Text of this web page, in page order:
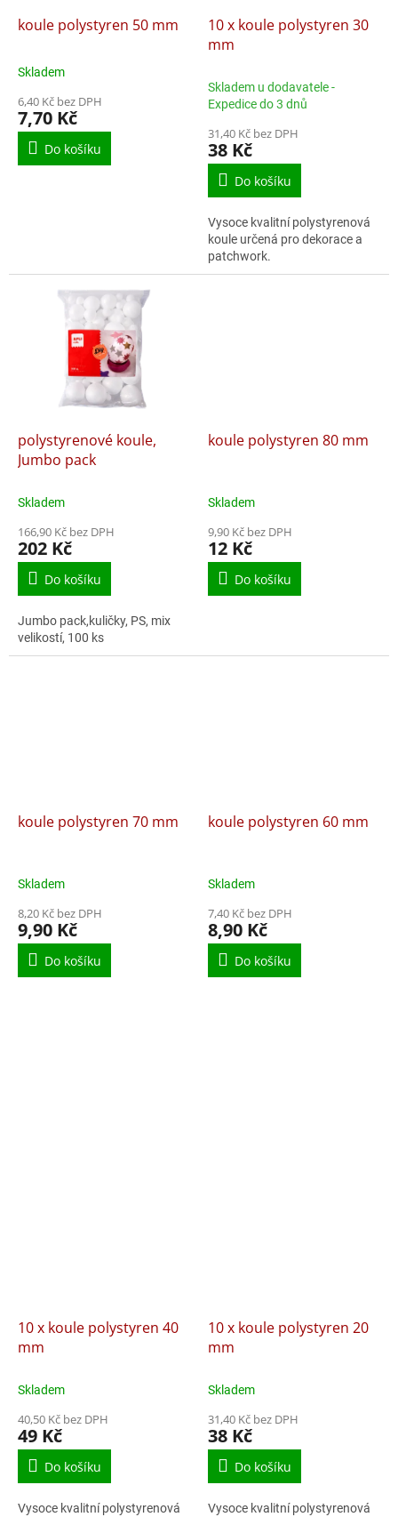
ů
koule polystyren 50 mm
Průměrné
produktu
je
5,0
Skladem
6,40 Kč bez DPH
7,70 Kč
Do košíku
10 x koule polystyren 30
mm
Skladem u dodavatele -
Expedice do 3 dnů
31,40 Kč bez DPH
38 Kč
Do košíku
Vysoce kvalitní polystyrenová
koule určená pro dekorace a
patchwork.
polystyrenové koule,
Jumbo pack
Skladem
166,90 Kč bez DPH
202 Kč
Do košíku
Jumbo pack,kuličky, PS, mix
velikostí, 100 ks
koule polystyren 80 mm
Skladem
9,90 Kč bez DPH
12 Kč
Do košíku
koule polystyren 70 mm
Skladem
8,20 Kč bez DPH
9,90 Kč
Do košíku
koule polystyren 60 mm
Skladem
7,40 Kč bez DPH
8,90 Kč
Do košíku
10 x koule polystyren 40
mm
Skladem
40,50 Kč bez DPH
49 Kč
Do košíku
Vysoce kvalitní polystyrenová
10 x koule polystyren 20
mm
Skladem
31,40 Kč bez DPH
38 Kč
Do košíku
Vysoce kvalitní polystyrenová